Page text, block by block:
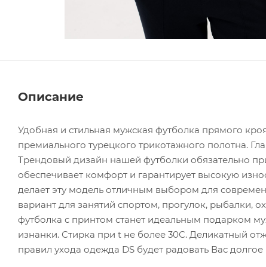
Описание
Удобная и стильная мужская футболка прямого
премиального турецкого трикотажного полотна.
Трендовый дизайн нашей футболки обязательно
обеспечивает комфорт и гарантирует высокую
делает эту модель отличным выбором для
вариант для занятий спортом, прогулок, рыбалки,
футболка с принтом станет идеальным подарком
изнанки. Стирка при t не более 30С. Деликатный
правил ухода одежда DS будет радовать Вас